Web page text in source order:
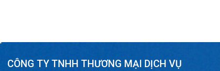
CÔNG TY TNHH THƯƠNG MẠI DỊCH VỤ